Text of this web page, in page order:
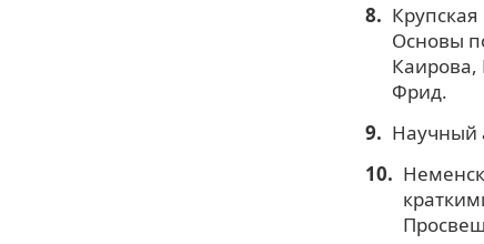
Основы
Каирова,
Фрид.
Научный